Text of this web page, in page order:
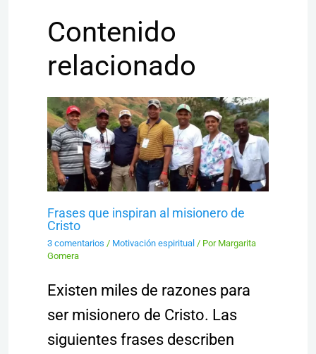
Contenido
relacionado
Frases que inspiran al misionero de
Cristo
3 comentarios / Motivación espiritual/ Por Margarita
Gomera
Existen miles de razones para
ser misionero de Cristo. Las
siguientes frases describen